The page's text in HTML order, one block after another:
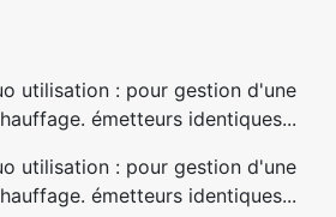
utilisation : pour gestion d'une
émetteurs identiques...
utilisation : pour gestion d'une
émetteurs identiques...